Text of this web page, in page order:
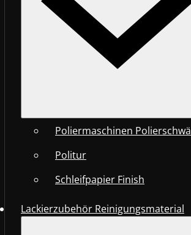
Poliermaschinen
Politur
Schleifpapier Finish
Lackierzubehör Reinigungsmaterial